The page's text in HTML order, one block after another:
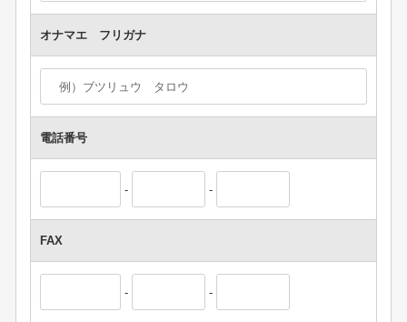
オナマエ フリガナ
電話番号
- -
FAX
- -